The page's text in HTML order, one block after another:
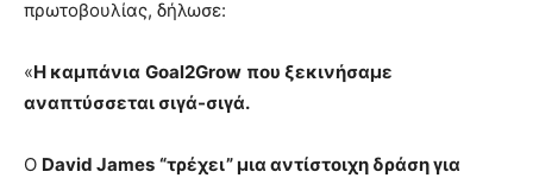
πρωτοβουλίας, δήλωσε:
«Η καμπάνια Goal2Grow που ξεκινήσαμε
αναπτύσσεται σιγά-σιγά.
Ο David James “τρέχει” μια αντίστοιχη δράση για